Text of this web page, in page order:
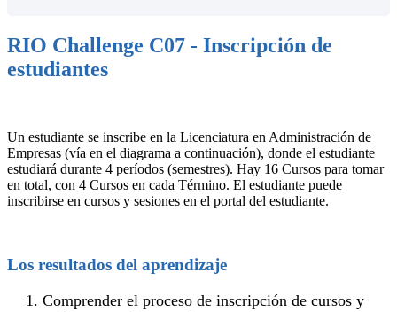
RIO Challenge C07 - Inscripción de
estudiantes
Un estudiante se inscribe en la Licenciatura en Administración de
Empresas (vía en el diagrama a continuación), donde el estudiante
estudiará durante 4 períodos (semestres). Hay 16 Cursos para tomar
en total, con 4 Cursos en cada Término. El estudiante puede
inscribirse en cursos y sesiones en el portal del estudiante.
Los resultados del aprendizaje
Comprender el proceso de inscripción de cursos y